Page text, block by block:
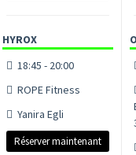
HYROX
18:45 - 20:00
ROPE Fitness
Yanira Egli
Réserver maintenant